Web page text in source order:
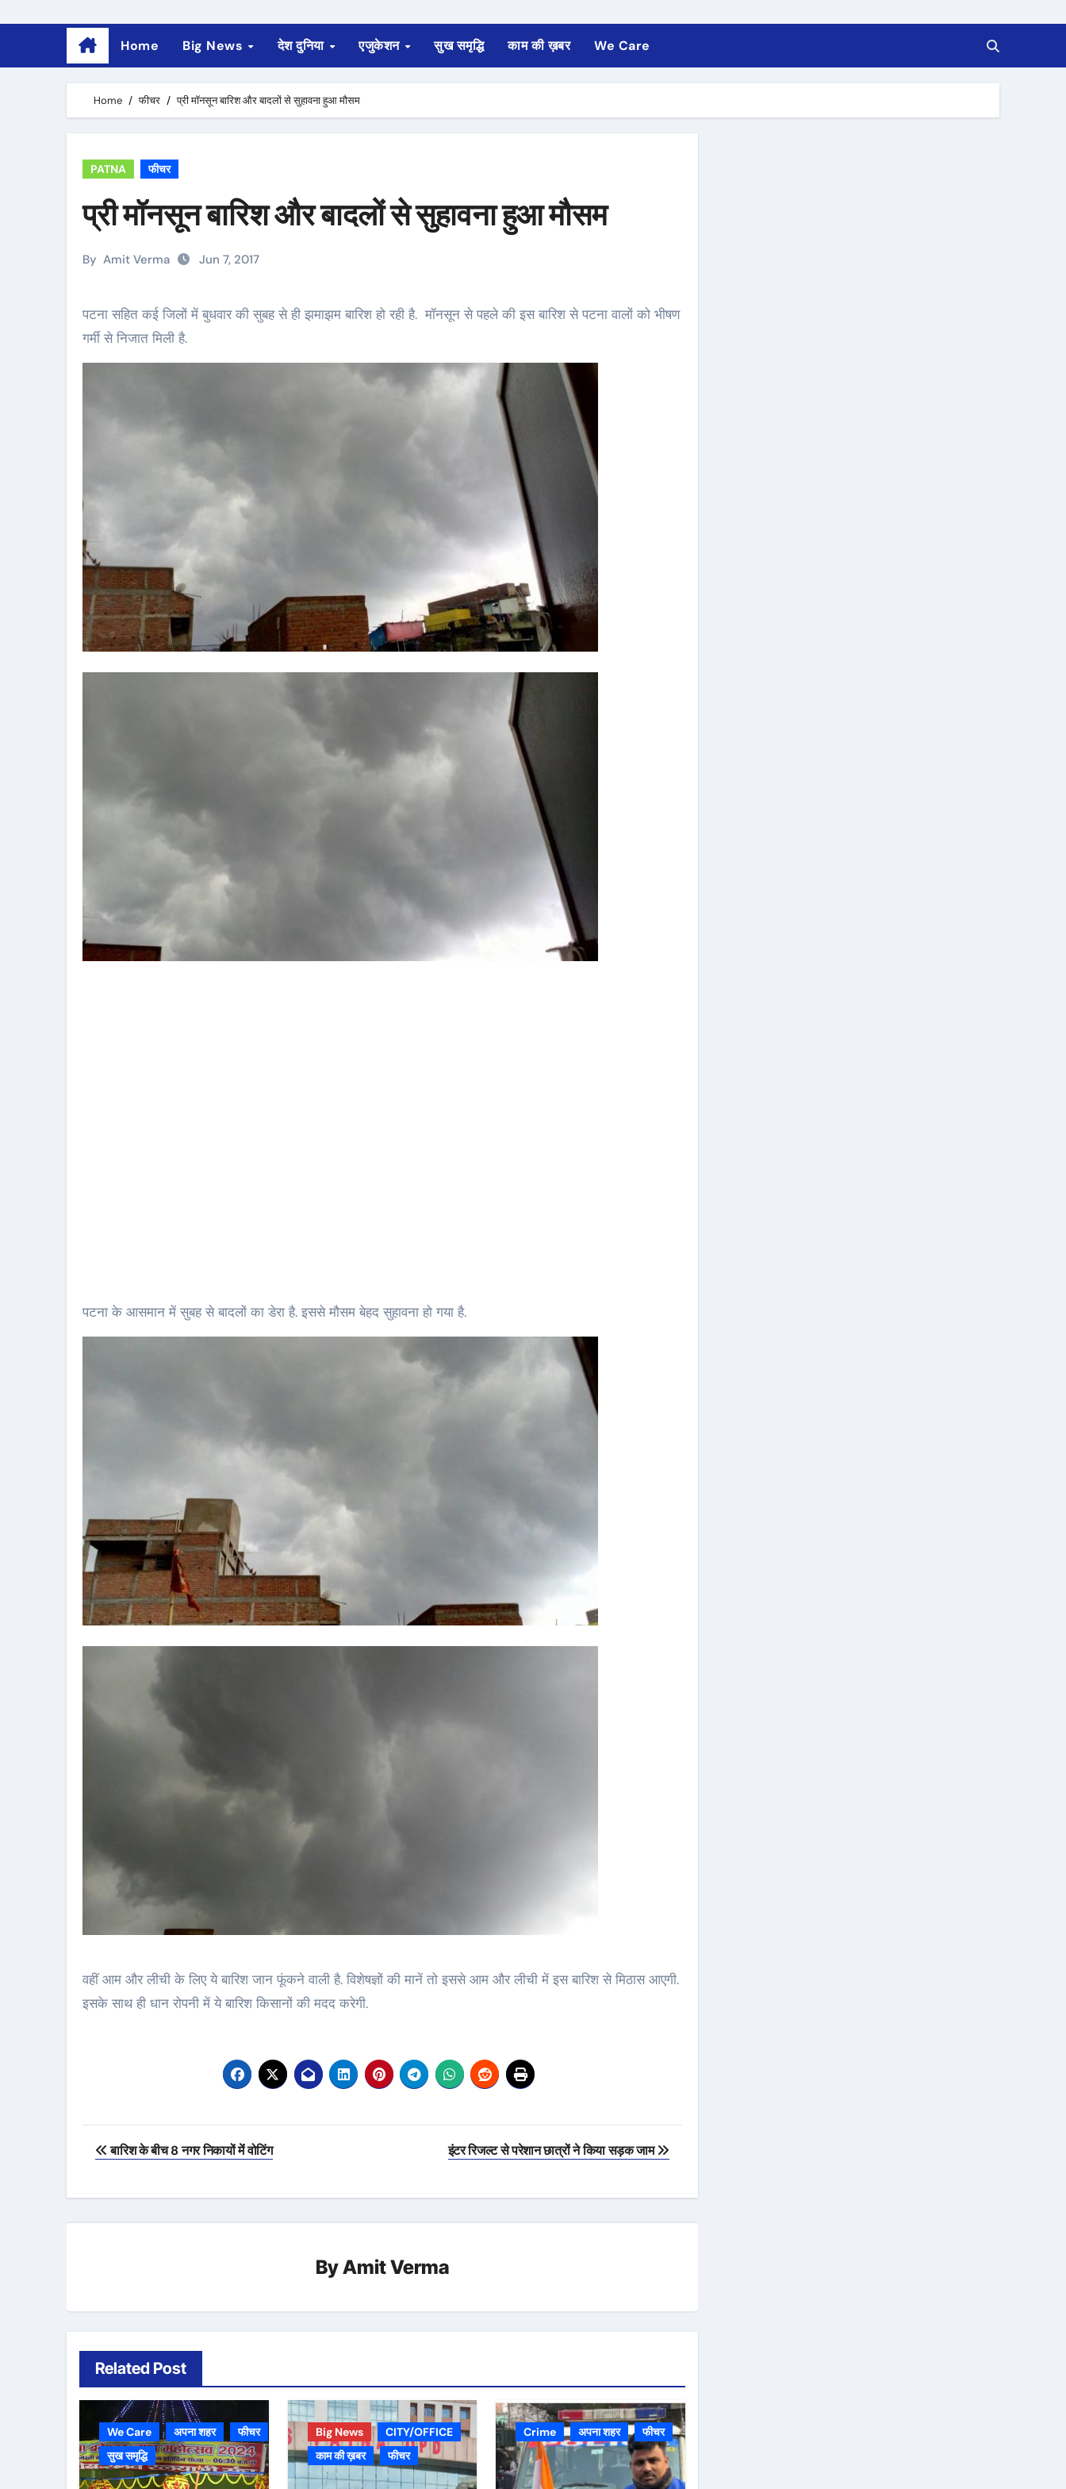
Home Big News देश दुनिया एजुकेशन सुख समृद्धि काम की ख़बर We Care
Home फीचर प्री मॉनसून बारिश और बादलों से सुहावना हुआ मौसम
PATNA फीचर
प्री मॉनसून बारिश और बादलों से सुहावना हुआ मौसम
By Amit Verma Jun 7, 2017
पटना सहित कई जिलों में बुधवार की सुबह से ही झमाझम बारिश हो रही है. मॉनसून से पहले की इस बारिश से पटना वालों को भीषण
गर्मी से निजात मिली है.
पटना के आसमान में सुबह से बादलों का डेरा है. इससे मौसम बेहद सुहावना हो गया है.
वहीं आम और लीची के लिए ये बारिश जान फूंकने वाली है. विशेषज्ञों की मानें तो इससे आम और लीची में इस बारिश से मिठास आएगी.
इसके साथ ही धान रोपनी में ये बारिश किसानों की मदद करेगी.
Post
बारिश के बीच 8 नगर निकायों मेंं वोटिंग इंटर रिजल्ट से परेशान छात्रों ने किया सड़क जाम
ByAmit Verma
Related Post
We Care अपना शहर
फीचर
सुख समृद्धि
Big News
CITY/OFFICE
काम की ख़बर
फीचर
Crime अपना शहर फीचर